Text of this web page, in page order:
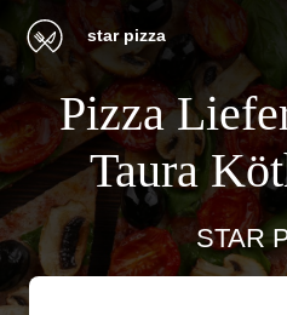
star pizza
Pizza
Taura
STAR